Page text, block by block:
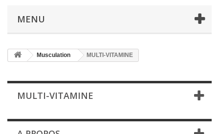
MENU
Musculation MULTI-VITAMINE
MULTI-VITAMINE